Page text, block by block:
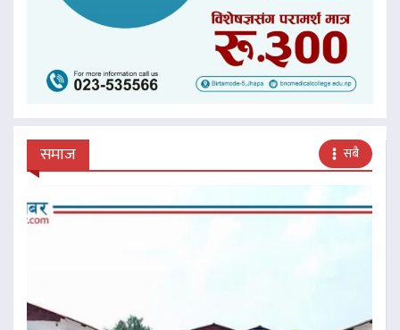
समाज सबै